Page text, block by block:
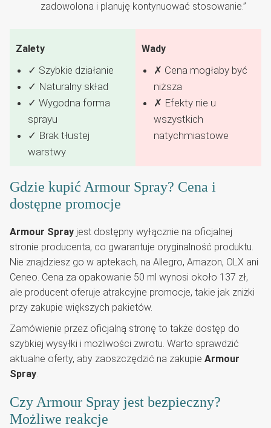
zadowolona i planuję kontynuować stosowanie.”
Zalety
✓ Szybkie działanie
✓ Naturalny skład
✓ Wygodna forma
sprayu
✓ Brak tłustej
warstwy
Wady
✗ Cena mogłaby być
niższa
✗ Efekty nie u
wszystkich
natychmiastowe
Gdzie kupić Armour Spray? Cena i
dostępne promocje
Armour Spray jest dostępny wyłącznie na oficjalnej
stronie producenta, co gwarantuje oryginalność produktu.
Nie znajdziesz go w aptekach, na Allegro, Amazon, OLX ani
Ceneo. Cena za opakowanie 50 ml wynosi około 137 zł,
ale producent oferuje atrakcyjne promocje, takie jak zniżki
przy zakupie większych pakietów.
Zamówienie przez oficjalną stronę to także dostęp do
szybkiej wysyłki i możliwości zwrotu. Warto sprawdzić
aktualne oferty, aby zaoszczędzić na zakupie Armour
Spray.
Czy Armour Spray jest bezpieczny?
Możliwe reakcje